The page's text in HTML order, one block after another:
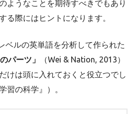
ようなことを期待すべきでもあり
る際にはヒントになります。
ベルの英単語を分析して作られた
パーツ」
（Wei & Nation, 2013）
けは頭に入れておくと役立つでし
習の科学』）。